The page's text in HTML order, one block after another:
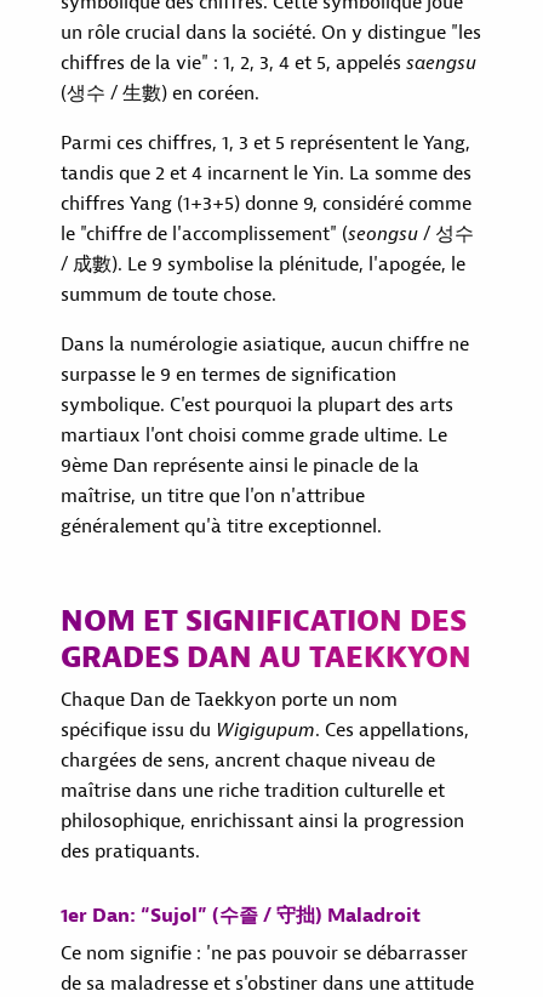
LE CFTK
LE TAEKKYON
TROUVER UN CLUB
ACTUALITÉS
CALENDRIER
un rôle crucial dans la société. On y distingue "les
chiffres de la vie" : 1, 2, 3, 4 et 5, appelés saengsu
(생수 / 生數) en coréen.
Parmi ces chiffres, 1, 3 et 5 représentent le Yang,
tandis que 2 et 4 incarnent le Yin. La somme des
chiffres Yang (1+3+5) donne 9, considéré comme
le "chiffre de l'accomplissement" (seongsu / 성수
/ 成數). Le 9 symbolise la plénitude, l'apogée, le
summum de toute chose.
Dans la numérologie asiatique, aucun chiffre ne
surpasse le 9 en termes de signification
symbolique. C'est pourquoi la plupart des arts
martiaux l'ont choisi comme grade ultime. Le
9ème Dan représente ainsi le pinacle de la
maîtrise, un titre que l'on n'attribue
généralement qu'à titre exceptionnel.
NOM ET SIGNIFICATION DES
GRADES DAN AU TAEKKYON
Chaque Dan de Taekkyon porte un nom
spécifique issu du Wigigupum. Ces appellations,
chargées de sens, ancrent chaque niveau de
maîtrise dans une riche tradition culturelle et
philosophique, enrichissant ainsi la progression
des pratiquants.
1er Dan: “Sujol” (수졸 / 守拙) Maladroit
Ce nom signifie : 'ne pas pouvoir se débarrasser
de sa maladresse et s'obstiner dans une attitude